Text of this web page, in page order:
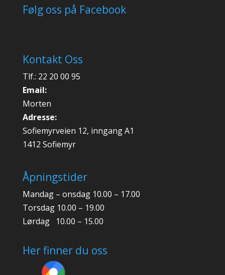
Følg oss på Facebook
Kontakt Oss
Tlf.: 22 20 00 95
Email:
Morten
Adresse:
Sofiemyrveien 12, inngang A1
1412 Sofiemyr
Åpningstider
Mandag – onsdag 10.00 – 17.00
Torsdag 10.00 – 19.00
Lørdag 10.00 – 15.00
Her finner du oss